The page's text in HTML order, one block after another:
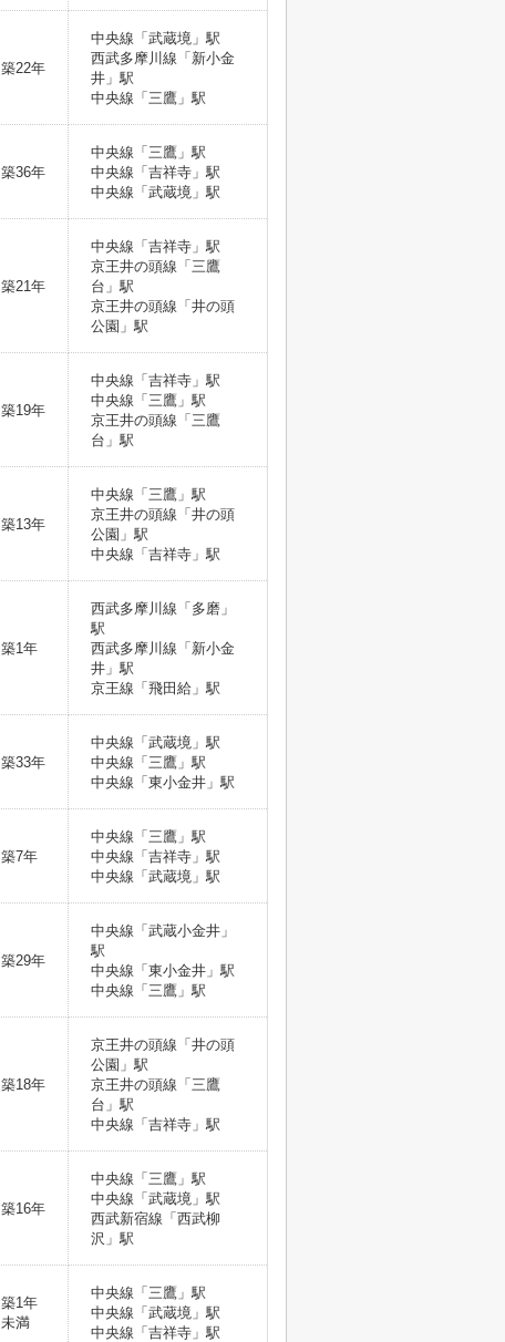
築22年
中央線「武蔵境」駅
西武多摩川線「新小金
井」駅
中央線「三鷹」駅
築36年
中央線「三鷹」駅
中央線「吉祥寺」駅
中央線「武蔵境」駅
築21年
中央線「吉祥寺」駅
京王井の頭線「三鷹
台」駅
京王井の頭線「井の頭
公園」駅
築19年
中央線「吉祥寺」駅
中央線「三鷹」駅
京王井の頭線「三鷹
台」駅
築13年
中央線「三鷹」駅
京王井の頭線「井の頭
公園」駅
中央線「吉祥寺」駅
築1年
西武多摩川線「多磨」
駅
西武多摩川線「新小金
井」駅
京王線「飛田給」駅
築33年
中央線「武蔵境」駅
中央線「三鷹」駅
中央線「東小金井」駅
築7年
中央線「三鷹」駅
中央線「吉祥寺」駅
中央線「武蔵境」駅
築29年
中央線「武蔵小金井」
駅
中央線「東小金井」駅
中央線「三鷹」駅
築18年
京王井の頭線「井の頭
公園」駅
京王井の頭線「三鷹
台」駅
中央線「吉祥寺」駅
築16年
中央線「三鷹」駅
中央線「武蔵境」駅
西武新宿線「西武柳
沢」駅
築1年
未満
中央線「三鷹」駅
中央線「武蔵境」駅
中央線「吉祥寺」駅